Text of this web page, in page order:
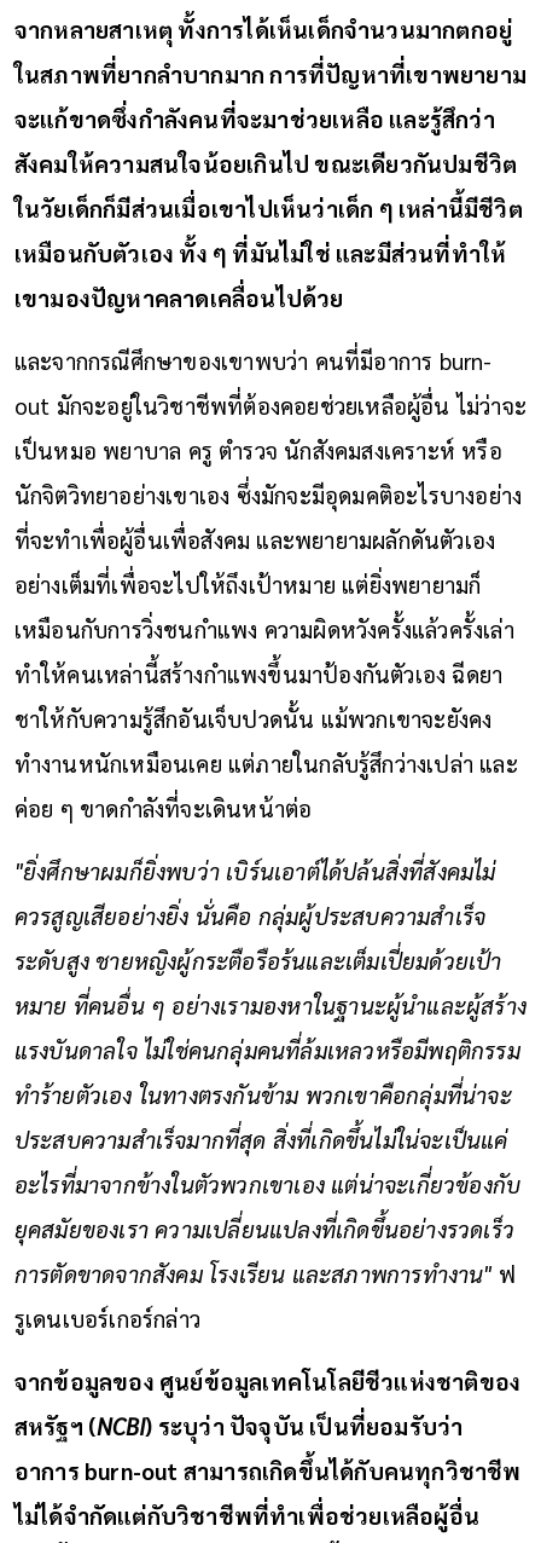
จากหลายสาเหตุ ทั้งการได้เห็นเด็กจำนวนมากตกอยู่
ในสภาพที่ยากลำบากมาก การที่ปัญหาที่เขาพยายาม
จะแก้ขาดซึ่งกำลังคนที่จะมาช่วยเหลือ และรู้สึกว่า
สังคมให้ความสนใจน้อยเกินไป ขณะเดียวกันปมชีวิต
ในวัยเด็กก็มีส่วนเมื่อเขาไปเห็นว่าเด็ก ๆ เหล่านี้มีชีวิต
เหมือนกับตัวเอง ทั้ง ๆ ที่มันไม่ใช่ และมีส่วนที่ทำให้
เขามองปัญหาคลาดเคลื่อนไปด้วย
และจากกรณีศึกษาของเขาพบว่า คนที่มีอาการ burn-
out มักจะอยู่ในวิชาชีพที่ต้องคอยช่วยเหลือผู้อื่น ไม่ว่าจะ
เป็นหมอ พยาบาล ครู ตำรวจ นักสังคมสงเคราะห์ หรือ
นักจิตวิทยาอย่างเขาเอง ซึ่งมักจะมีอุดมคติอะไรบางอย่าง
ที่จะทำเพื่อผู้อื่นเพื่อสังคม และพยายามผลักดันตัวเอง
อย่างเต็มที่เพื่อจะไปให้ถึงเป้าหมาย แต่ยิ่งพยายามก็
เหมือนกับการวิ่งชนกำแพง ความผิดหวังครั้งแล้วครั้งเล่า
ทำให้คนเหล่านี้สร้างกำแพงขึ้นมาป้องกันตัวเอง ฉีดยา
ชาให้กับความรู้สึกอันเจ็บปวดนั้น แม้พวกเขาจะยังคง
ทำงานหนักเหมือนเคย แต่ภายในกลับรู้สึกว่างเปล่า และ
ค่อย ๆ ขาดกำลังที่จะเดินหน้าต่อ
"ยิ่งศึกษาผมก็ยิ่งพบว่า เบิร์นเอาต์ได้ปล้นสิ่งที่สังคมไม่
ควรสูญเสียอย่างยิ่ง นั่นคือ กลุ่มผู้ประสบความสำเร็จ
ระดับสูง ชายหญิงผู้กระตือรือร้นและเต็มเปี่ยมด้วยเป้า
หมาย ที่คนอื่น ๆ อย่างเรามองหาในฐานะผู้นำและผู้สร้าง
แรงบันดาลใจ ไม่ใช่คนกลุ่มคนที่ล้มเหลวหรือมีพฤติกรรม
ทำร้ายตัวเอง ในทางตรงกันข้าม พวกเขาคือกลุ่มที่น่าจะ
ประสบความสำเร็จมากที่สุด สิ่งที่เกิดขึ้นไม่ใน่จะเป็นแค่
อะไรที่มาจากข้างในตัวพวกเขาเอง แต่น่าจะเกี่ยวข้องกับ
ยุคสมัยของเรา ความเปลี่ยนแปลงที่เกิดขึ้นอย่างรวดเร็ว
การตัดขาดจากสังคม โรงเรียน และสภาพการทำงาน" ฟ
รูเดนเบอร์เกอร์กล่าว
จากข้อมูลของ ศูนย์ข้อมูลเทคโนโลยีชีวแห่งชาติของ
สหรัฐฯ (NCBI) ระบุว่า ปัจจุบัน เป็นที่ยอมรับว่า
อาการ burn-out สามารถเกิดขึ้นได้กับคนทุกวิชาชีพ
ไม่ได้จำกัดแต่กับวิชาชีพที่ทำเพื่อช่วยเหลือผู้อื่น